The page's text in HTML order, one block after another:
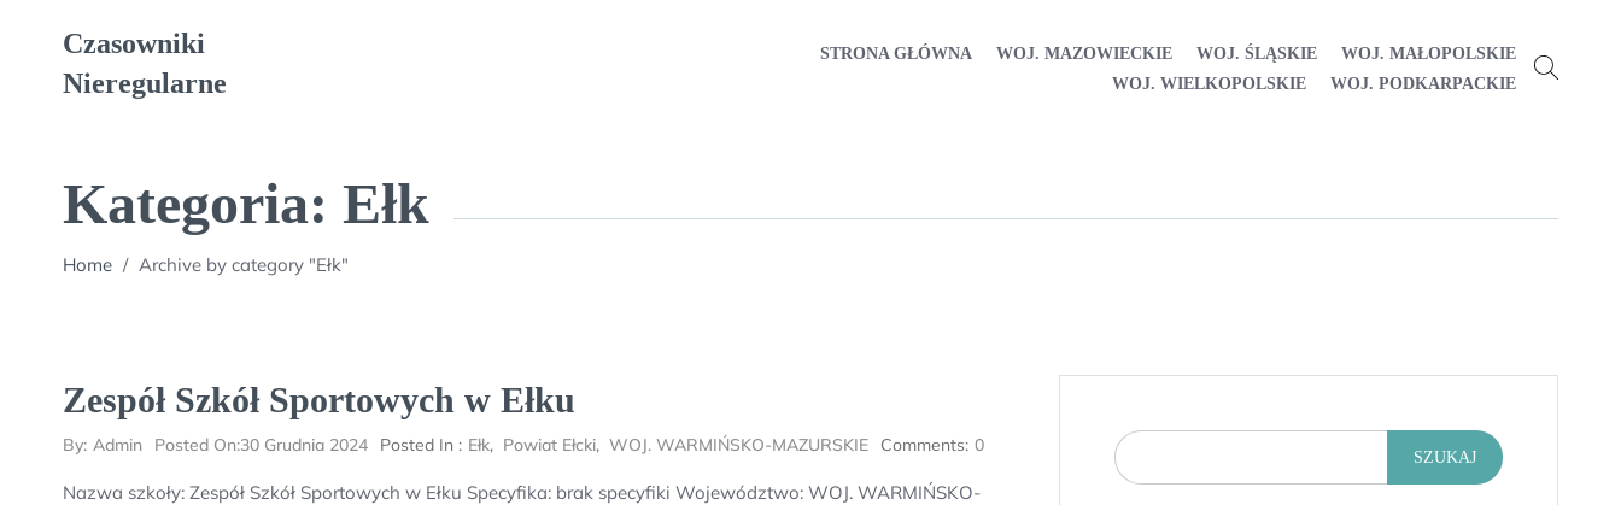
Czasowniki
Nieregularne
STRONA GŁÓWNA WOJ. MAZOWIECKIE WOJ. ŚLĄSKIE
WOJ. MAŁOPOLSKIE
WOJ. WIELKOPOLSKIE
WOJ. PODKARPACKIE
Kategoria: Ełk
Home / Archive by category "Ełk"
Zespół Szkół Sportowych w Ełku
By: Admin Posted On:30 Grudnia 2024 Posted In : Ełk, Powiat Ełcki, WOJ. WARMIŃSKO-MAZURSKIE Comments: 0
Nazwa szkoły: Zespół Szkół Sportowych w Ełku Specyfika: brak specyfiki Województwo: WOJ. WARMIŃSKO-
SZUKAJ